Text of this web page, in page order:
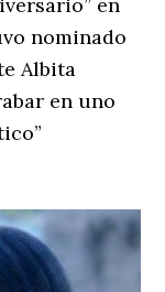
en
nominado
Albita
en uno